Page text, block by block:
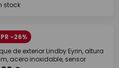
stock
-26%
de exterior Lindby Eyrin, altura
acero inoxidable, sensor